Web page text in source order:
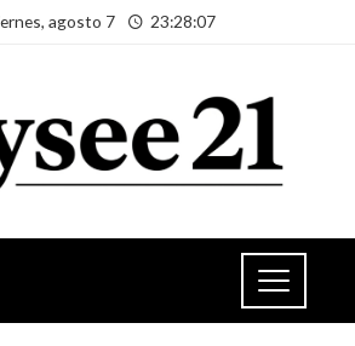
agosto 7 23:28:07